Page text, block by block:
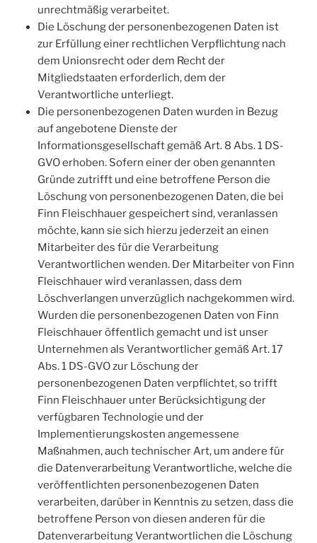
unrechtmäßig verarbeitet.
Die Löschung der personenbezogenen Daten ist
zur Erfüllung einer rechtlichen Verpflichtung nach
dem Unionsrecht oder dem Recht der
Mitgliedstaaten erforderlich, dem der
Verantwortliche unterliegt.
Die personenbezogenen Daten wurden in Bezug
auf angebotene Dienste der
Informationsgesellschaft gemäß Art. 8 Abs. 1 DS-
GVO erhoben. Sofern einer der oben genannten
Gründe zutrifft und eine betroffene Person die
Löschung von personenbezogenen Daten, die bei
Finn Fleischhauer gespeichert sind, veranlassen
möchte, kann sie sich hierzu jederzeit an einen
Mitarbeiter des für die Verarbeitung
Verantwortlichen wenden. Der Mitarbeiter von Finn
Fleischhauer wird veranlassen, dass dem
Löschverlangen unverzüglich nachgekommen wird.
Wurden die personenbezogenen Daten von Finn
Fleischhauer öffentlich gemacht und ist unser
Unternehmen als Verantwortlicher gemäß Art. 17
Abs. 1 DS-GVO zur Löschung der
personenbezogenen Daten verpflichtet, so trifft
Finn Fleischhauer unter Berücksichtigung der
verfügbaren Technologie und der
Implementierungskosten angemessene
Maßnahmen, auch technischer Art, um andere für
die Datenverarbeitung Verantwortliche, welche die
veröffentlichten personenbezogenen Daten
verarbeiten, darüber in Kenntnis zu setzen, dass die
betroffene Person von diesen anderen für die
Datenverarbeitung Verantwortlichen die Löschung